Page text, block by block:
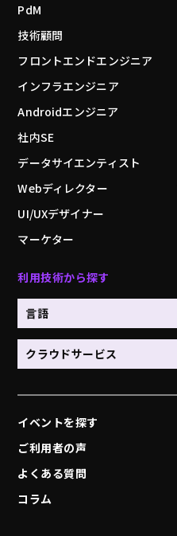
PdM
技術顧問
フロントエンドエンジニア
インフラエンジニア
Androidエンジニア
社内SE
データサイエンティスト
Webディレクター
UI/UXデザイナー
マーケター
利用技術から探す
言語
クラウドサービス
イベントを探す
ご利用者の声
よくある質問
コラム